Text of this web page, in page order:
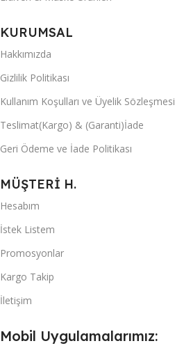
KURUMSAL
Hakkımızda
Gizlilik Politikası
Kullanım Koşulları ve Üyelik Sözleşmesi
Teslimat(Kargo) & (Garanti)İade
Geri Ödeme ve İade Politikası
MÜŞTERİ H.
Hesabım
İstek Listem
Promosyonlar
Kargo Takip
İletişim
Mobil Uygulamalarımız: